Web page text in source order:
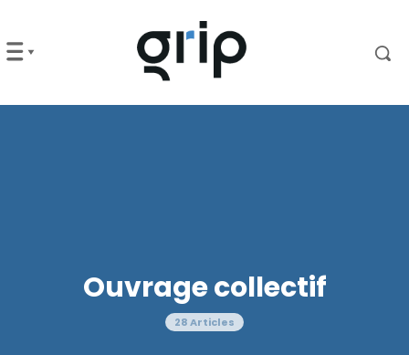
Ouvrage collectif
28 Articles